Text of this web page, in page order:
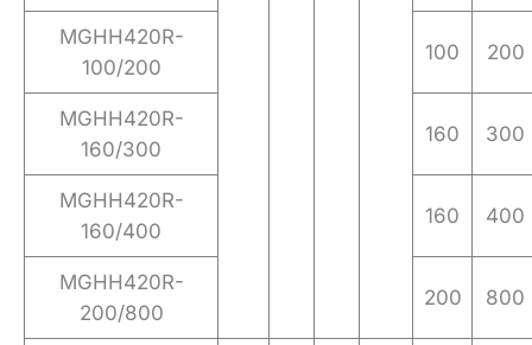
MGHH420R-
100/200
100 200
MGHH420R-
160/300
160 300
MGHH420R-
160/400
160 400
MGHH420R-
200/800
200 800